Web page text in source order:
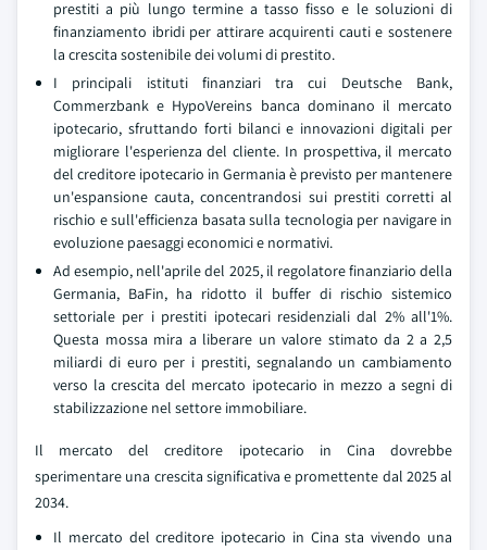
prestiti a più lungo termine a tasso fisso e le soluzioni di
finanziamento ibridi per attirare acquirenti cauti e sostenere
la crescita sostenibile dei volumi di prestito.
I principali istituti finanziari tra cui Deutsche Bank,
Commerzbank e HypoVereins banca dominano il mercato
ipotecario, sfruttando forti bilanci e innovazioni digitali per
migliorare l'esperienza del cliente. In prospettiva, il mercato
del creditore ipotecario in Germania è previsto per mantenere
un'espansione cauta, concentrandosi sui prestiti corretti al
rischio e sull'efficienza basata sulla tecnologia per navigare in
evoluzione paesaggi economici e normativi.
Ad esempio, nell'aprile del 2025, il regolatore finanziario della
Germania, BaFin, ha ridotto il buffer di rischio sistemico
settoriale per i prestiti ipotecari residenziali dal 2% all'1%.
Questa mossa mira a liberare un valore stimato da 2 a 2,5
miliardi di euro per i prestiti, segnalando un cambiamento
verso la crescita del mercato ipotecario in mezzo a segni di
stabilizzazione nel settore immobiliare.
Il mercato del creditore ipotecario in Cina dovrebbe
sperimentare una crescita significativa e promettente dal 2025 al
2034.
Il mercato del creditore ipotecario in Cina sta vivendo una